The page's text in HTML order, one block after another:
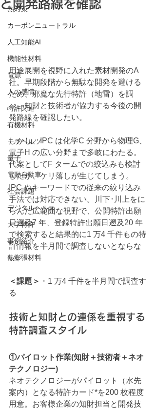
熱対策
カーボンニュートラル
人工知能AI
機能性材料
電源
人の感情
特許関連
有機材料
テラヘルツ
量子
電動自動車
社会課題
デジタルヘルス
大学特許
事例紹介
熱膨張材料
と開発路線を確認
用途展開を視野に入れた素材開発のA
社。早期段階から無駄な開発を避ける
ため、邪魔な先行特許（地雷）を調
べ、知財と技術者が協力する今後の開
発路線を確認したい。
しかし、IPC は化学C 分野から物理G、
電子H の広い分野まで多岐にわたる。
代案としてF タームでの絞込みも検討
したが、ケリ落しが生じてしまう。
IPC やキーワードでの従来の絞り込み
手法では対応できない。川下･川上をに
らんだ広範囲な視野で、公開特許出願
日遡及7 年、登録特許出願日遡及20 年
で検索すると結果的に1 万4 千件もの特
許情報を半月間で調査しないとならな
い。
＜課題＞ ・1 万4 千件を半月間で調査す
る
技術と知財との連係を重視する
特許調査スタイル
①パイロット作業(知財＋技術者＋ネオ
テクノロジー)
ネオテクノロジーがパイロット（水先
案内）となる特許カード*を200 枚程度
用意。お客様企業の知財担当と開発技